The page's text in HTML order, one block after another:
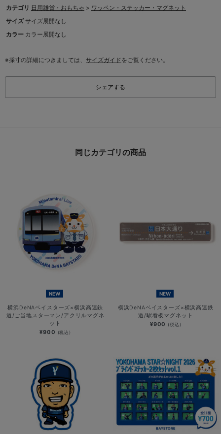
カテゴリ 日用雑貨・おもちゃ > ワッペン・ステッカー・マグネット
サイズ サイズ展開なし
カラー カラー展開なし
※採寸の詳細につきましては、 サイズガイドをご覧ください。
シェアする
同じカテゴリの商品
NEW
横浜DeNAベイスターズ×横浜高速鉄
道/ご当地スターマン/アクリルマグネ
ット
¥900 (税込)
NEW
横浜DeNAベイスターズ×横浜高速鉄
道/駅看板マグネット
¥900 (税込)